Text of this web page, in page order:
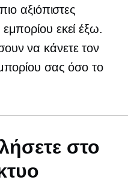
αξιόπιστες
εκεί έξω.
να κάνετε τον
σας όσο το
στο